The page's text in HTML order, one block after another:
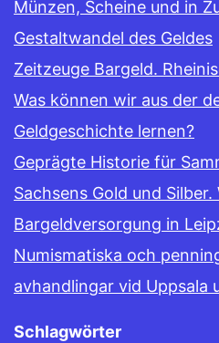
Münzen, Scheine und in
Gestaltwandel des Geldes
Zeitzeuge Bargeld.
Was können wir aus der
Geldgeschichte lernen?
Geprägte Historie für
Sachsens Gold und Silber.
Bargeldversorgung in
Numismatiska och
avhandlingar vid Uppsala
Schlagwörter